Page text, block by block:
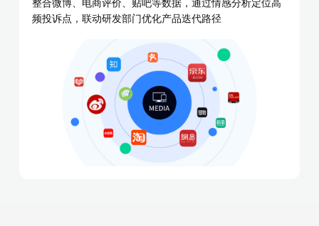
整合微博、电商评价、贴吧等数据，通过情感分析定位高
频投诉点，联动研发部门优化产品迭代路径